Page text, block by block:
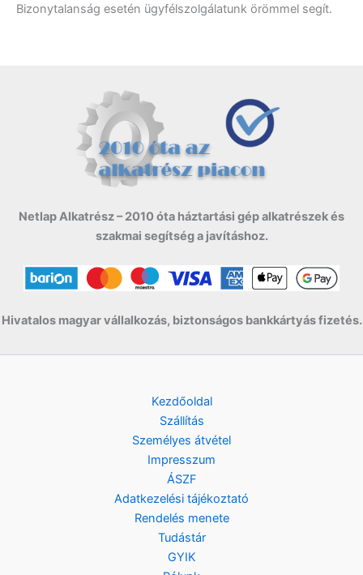
Bizonytalanság esetén ügyfélszolgálatunk örömmel segít.
Netlap Alkatrész – 2010 óta háztartási gép alkatrészek és
szakmai segítség a javításhoz.
Hivatalos magyar vállalkozás, biztonságos bankkártyás fizetés.
Kezdőoldal
Szállítás
Személyes átvétel
Impresszum
ÁSZF
Adatkezelési tájékoztató
Rendelés menete
Tudástár
GYIK